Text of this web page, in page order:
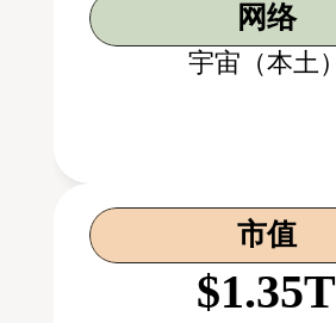
网络
宇宙（本土）
市值
$1.35T